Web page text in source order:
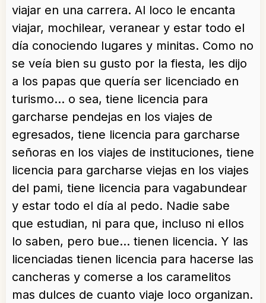
viajar en una carrera. Al loco le encanta
viajar, mochilear, veranear y estar todo el
día conociendo lugares y minitas. Como no
se veía bien su gusto por la fiesta, les dijo
a los papas que quería ser licenciado en
turismo… o sea, tiene licencia para
garcharse pendejas en los viajes de
egresados, tiene licencia para garcharse
señoras en los viajes de instituciones, tiene
licencia para garcharse viejas en los viajes
del pami, tiene licencia para vagabundear
y estar todo el día al pedo. Nadie sabe
que estudian, ni para que, incluso ni ellos
lo saben, pero bue… tienen licencia. Y las
licenciadas tienen licencia para hacerse las
cancheras y comerse a los caramelitos
mas dulces de cuanto viaje loco organizan.